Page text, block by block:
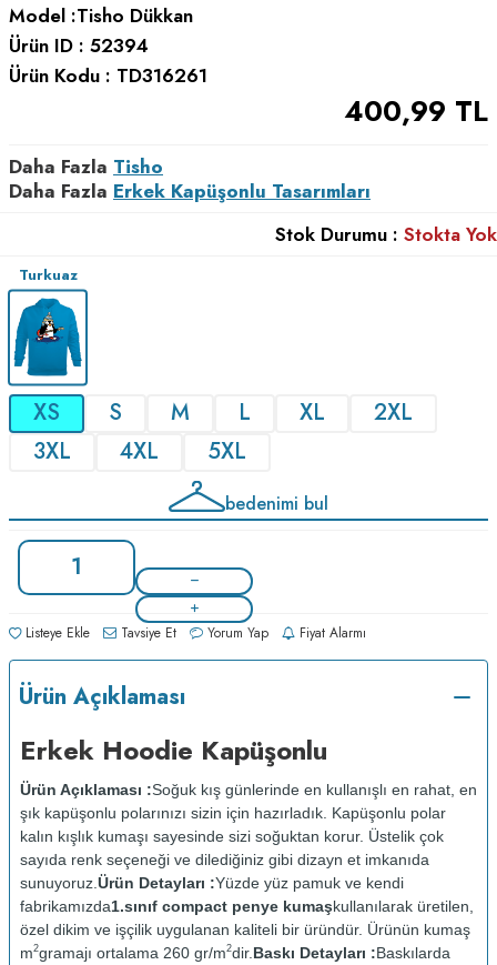
Model :Tisho Dükkan
Ürün ID : 52394
Ürün Kodu : TD316261
400,99 TL
Daha Fazla Tisho
Daha Fazla Erkek Kapüşonlu Tasarımları
Stok Durumu : Stokta Yok
Turkuaz
XS S M L XL
2XL
3XL
4XL 5XL
bedenimi bul
Listeye Ekle Tavsiye Et Yorum Yap Fiyat Alarmı
Ürün Açıklaması
Erkek Hoodie Kapüşonlu
Ürün Açıklaması :Soğuk kış günlerinde en kullanışlı en rahat, en
şık kapüşonlu polarınızı sizin için hazırladık. Kapüşonlu polar
kalın kışlık kumaşı sayesinde sizi soğuktan korur. Üstelik çok
sayıda renk seçeneği ve dilediğiniz gibi dizayn et imkanıda
sunuyoruz. Ürün Detayları :Yüzde yüz pamuk ve kendi
fabrikamızda1.sınıf compact penye kumaşkullanılarak üretilen,
özel dikim ve işçilik uygulanan kaliteli bir üründür. Ürünün kumaş
m2gramajı ortalama 260 gr/m2dir. Baskı Detayları :Baskılarda